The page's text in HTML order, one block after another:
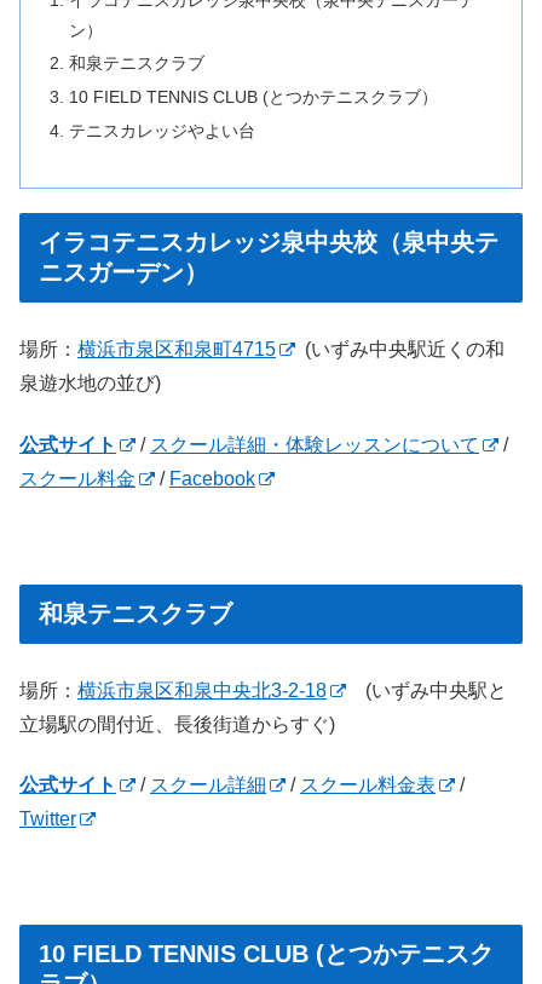
ン）
和泉テニスクラブ
10 FIELD TENNIS CLUB (とつかテニスクラブ）
テニスカレッジやよい台
イラコテニスカレッジ泉中央校（泉中央テ
ニスガーデン）
場所： 横浜市泉区和泉町4715
(いずみ中央駅近くの和
泉遊水地の並び)
公式サイト / スクール詳細・体験レッスンについて
/
スクール料金
/ Facebook
和泉テニスクラブ
場所： 横浜市泉区和泉中央北3-2-18
(いずみ中央駅と
立場駅の間付近、長後街道からすぐ)
公式サイト / スクール詳細 / スクール料金表
/
Twitter
10 FIELD TENNIS CLUB (とつかテニスク